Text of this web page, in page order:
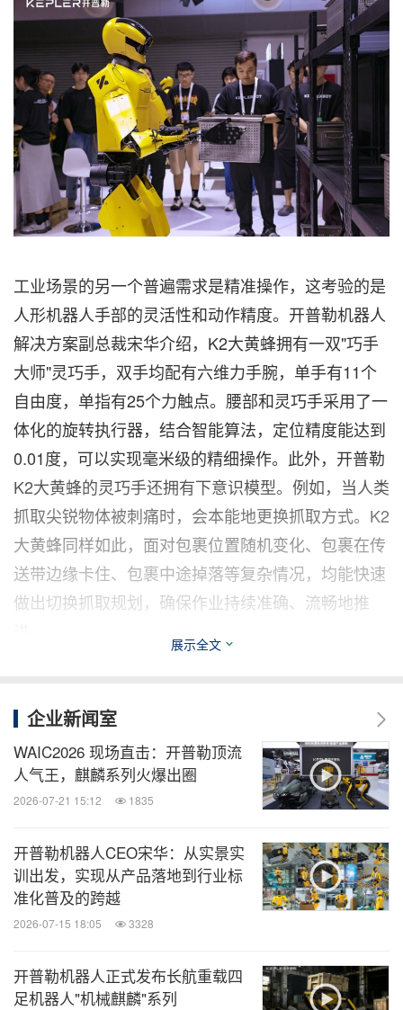
工业场景的另一个普遍需求是精准操作，这考验的是
人形机器人手部的灵活性和动作精度。开普勒机器人
解决方案副总裁宋华介绍，K2大黄蜂拥有一双"巧手
大师"灵巧手，双手均配有六维力手腕，单手有11个
自由度，单指有25个力触点。腰部和灵巧手采用了一
体化的旋转执行器，结合智能算法，定位精度能达到
0.01度，可以实现毫米级的精细操作。此外，开普勒
K2大黄蜂的灵巧手还拥有下意识模型。例如，当人类
抓取尖锐物体被刺痛时，会本能地更换抓取方式。K2
大黄蜂同样如此，面对包裹位置随机变化、包裹在传
送带边缘卡住、包裹中途掉落等复杂情况，均能快速
做出切换抓取规划，确保作业持续准确、流畅地推
礼物的小游戏。在抓取过程中，它需要识别不同包裹
的颜色、标签等视觉信息，确保抓取的包裹是用户指
定的编号。对于这种柔软带包装、表面光滑且容易发
生形变的小型软体包裹，传统普通自动化设备很难对
的小模型成为了关键的破局技术。
展示全文
企业新闻室
WAIC2026 现场直击：开普勒顶流
人气王，麒麟系列火爆出圈
2026-07-21 15:12 1835
开普勒机器人CEO宋华：从实景实
训出发，实现从产品落地到行业标
准化普及的跨越
2026-07-15 18:05 3328
开普勒机器人正式发布长航重载四
足机器人"机械麒麟"系列